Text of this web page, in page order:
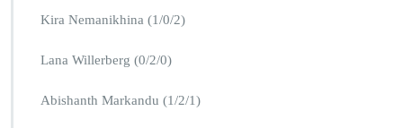
Kira Nemanikhina (1/0/2)
Lana Willerberg (0/2/0)
Abishanth Markandu (1/2/1)